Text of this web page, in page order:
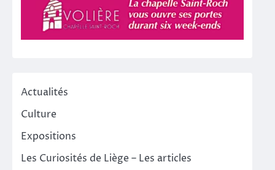
Actualités
Culture
Expositions
Les Curiosités de Liège – Les articles